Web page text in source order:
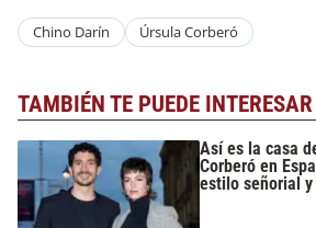
Chino Darín Úrsula Corberó
TAMBIÉN TE PUEDE INTERESAR
Así es la casa
Corberó en
estilo señorial y